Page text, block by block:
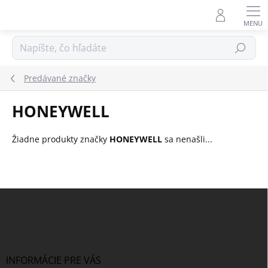
Hľadať
Predávané značky
HONEYWELL
Žiadne produkty značky HONEYWELL sa nenašli...
INFORMÁCIE PRE VÁS